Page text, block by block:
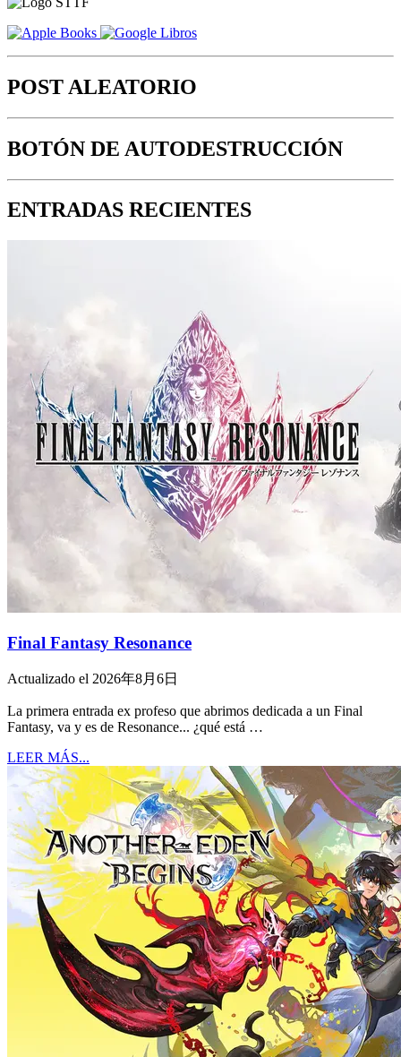
POST ALEATORIO
BOTÓN DE AUTODESTRUCCIÓN
ENTRADAS RECIENTES
Final Fantasy Resonance
Actualizado el 2026年8月6日
La primera entrada ex profeso que abrimos dedicada a un Final
Fantasy, va y es de Resonance... ¿qué está …
LEER MÁS...